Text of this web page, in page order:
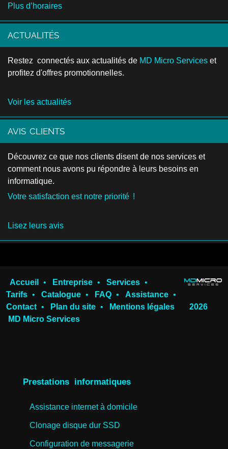
Plus d’horaires
ACTUALITÉS
Restez connectés aux actualités de MD Micro Services et
profitez d'offres promotionnelles.
Voir les actualités
AVIS CLIENTS
Découvrez ce que nos clients disent de nos services et
comment nous avons pu répondre à leurs besoins en
informatique.
Votre satisfaction est notre priorité !
Lisez leurs avis
Accueil • Entreprise • Services •
Tarifs • Catalogue • FAQ • Assistance •
Contact • Plan du site • Mentions légales
2026
MD Micro Services
Prestations informatiques
Assistance internet à domicile
Clonage disque dur SSD
Configuration de messagerie